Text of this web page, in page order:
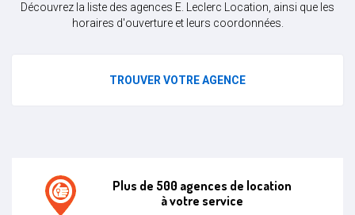
Découvrez la liste des agences E. Leclerc Location, ainsi que les
horaires d'ouverture et leurs coordonnées.
TROUVER VOTRE AGENCE
Plus de 500 agences de location
à votre service